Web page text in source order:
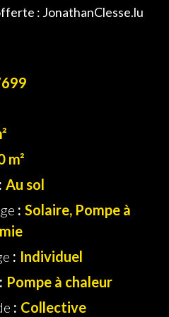
: JonathanClesse.lu
m²
Au sol
Solaire, Pompe à
Individuel
Pompe à chaleur
Collective